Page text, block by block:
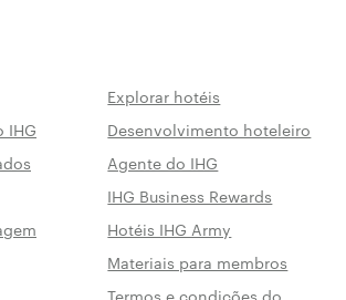
Explorar hotéis
IHG
Desenvolvimento hoteleiro
Agente do IHG
IHG Business Rewards
Hotéis IHG Army
Materiais para membros
Termos e condições do